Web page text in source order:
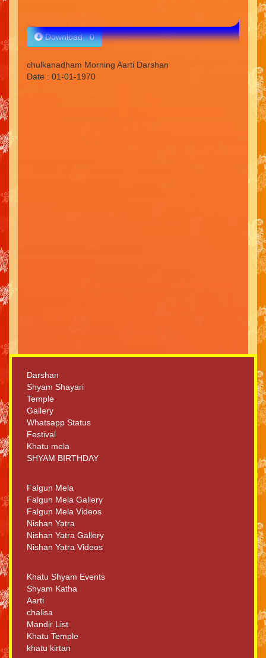
Download 0
chulkanadham Morning Aarti Darshan
Date : 01-01-1970
Darshan
Shyam Shayari
Temple
Gallery
Whatsapp Status
Festival
Khatu mela
SHYAM BIRTHDAY
Falgun Mela
Falgun Mela Gallery
Falgun Mela Videos
Nishan Yatra
Nishan Yatra Gallery
Nishan Yatra Videos
Khatu Shyam Events
Shyam Katha
Aarti
chalisa
Mandir List
Khatu Temple
khatu kirtan